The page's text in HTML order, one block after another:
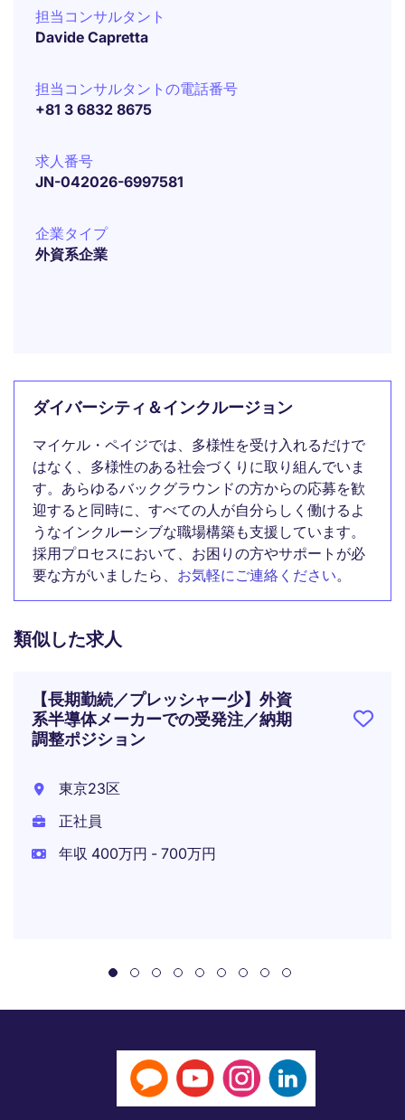
担当コンサルタント
Davide Capretta
担当コンサルタントの電話番号
+81 3 6832 8675
求人番号
JN-042026-6997581
企業タイプ
外資系企業
ダイバーシティ＆インクルージョン
マイケル・ペイジでは、多様性を受け入れるだけで
はなく、多様性のある社会づくりに取り組んでいま
す。あらゆるバックグラウンドの方からの応募を歓
迎すると同時に、すべての人が自分らしく働けるよ
うなインクルーシブな職場構築も支援しています。
採用プロセスにおいて、お困りの方やサポートが必
要な方がいましたら、 お気軽にご連絡ください。
類似した求人
【長期勤続／プレッシャー少】外資
系半導体メーカーでの受発注／納期
調整ポジション
東京23区
正社員
年収 400万円 - 700万円